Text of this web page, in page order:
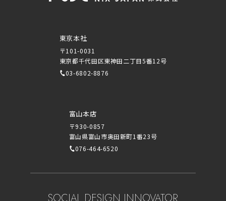
東京本社
〒101-0031
東京都千代田区東神田二丁目5番12号
03-6802-8876
富山本店
〒930-0857
富山県富山市奥田新町1番23号
076-464-6520